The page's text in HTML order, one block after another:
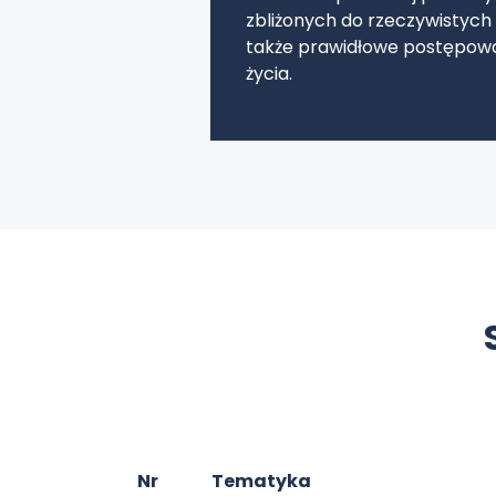
zbliżonych do
także prawidłowe
życia.
Nr Tematyka